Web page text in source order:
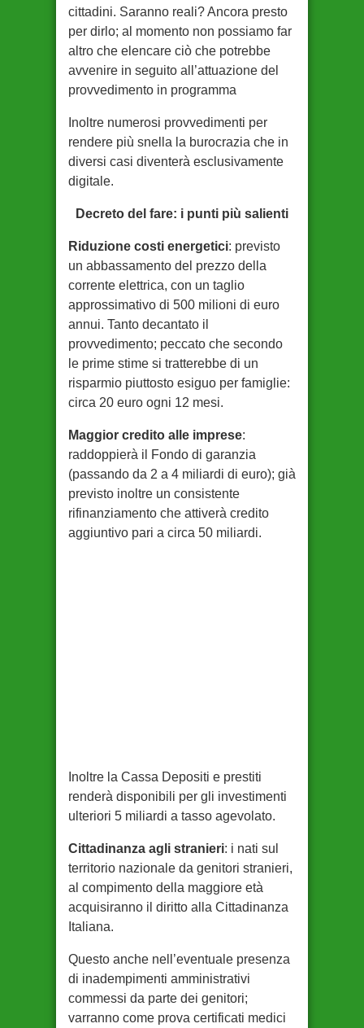
cittadini. Saranno reali? Ancora presto
per dirlo; al momento non possiamo far
altro che elencare ciò che potrebbe
avvenire in seguito all’attuazione del
provvedimento in programma
Inoltre numerosi provvedimenti per
rendere più snella la burocrazia che in
diversi casi diventerà esclusivamente
digitale.
Decreto del fare: i punti più salienti
Riduzione costi energetici: previsto
un abbassamento del prezzo della
corrente elettrica, con un taglio
approssimativo di 500 milioni di euro
annui. Tanto decantato il
provvedimento; peccato che secondo
le prime stime si tratterebbe di un
risparmio piuttosto esiguo per famiglie:
circa 20 euro ogni 12 mesi.
Maggior credito alle imprese:
raddoppierà il Fondo di garanzia
(passando da 2 a 4 miliardi di euro); già
previsto inoltre un consistente
rifinanziamento che attiverà credito
aggiuntivo pari a circa 50 miliardi.
Inoltre la Cassa Depositi e prestiti
renderà disponibili per gli investimenti
ulteriori 5 miliardi a tasso agevolato.
Cittadinanza agli stranieri: i nati sul
territorio nazionale da genitori stranieri,
al compimento della maggiore età
acquisiranno il diritto alla Cittadinanza
Italiana.
Questo anche nell’eventuale presenza
di inadempimenti amministrativi
commessi da parte dei genitori;
varranno come prova certificati medici